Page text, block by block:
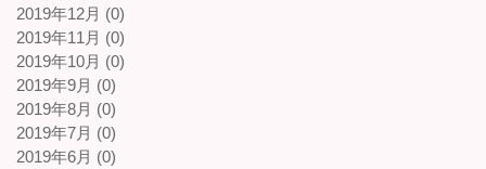
2019年12月 (0)
2019年11月 (0)
2019年10月 (0)
2019年9月 (0)
2019年8月 (0)
2019年7月 (0)
2019年6月 (0)